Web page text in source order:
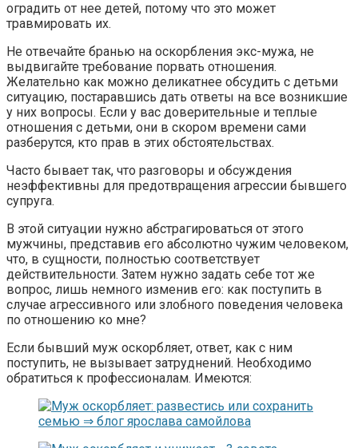
оградить от нее детей, потому что это может
травмировать их.
Не отвечайте бранью на оскорбления экс-мужа, не
выдвигайте требование порвать отношения.
Желательно как можно деликатнее обсудить с детьми
ситуацию, постаравшись дать ответы на все возникшие
у них вопросы. Если у вас доверительные и теплые
отношения с детьми, они в скором времени сами
разберутся, кто прав в этих обстоятельствах.
Часто бывает так, что разговоры и обсуждения
неэффективны для предотвращения агрессии бывшего
супруга.
В этой ситуации нужно абстрагироваться от этого
мужчины, представив его абсолютно чужим человеком,
что, в сущности, полностью соответствует
действительности. Затем нужно задать себе тот же
вопрос, лишь немного изменив его: как поступить в
случае агрессивного или злобного поведения человека
по отношению ко мне?
Если бывший муж оскорбляет, ответ, как с ним
поступить, не вызывает затруднений. Необходимо
обратиться к профессионалам. Имеются: